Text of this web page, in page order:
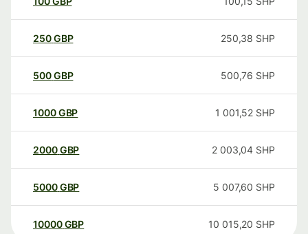
250GBP 250,38 SHP
500GBP 500,76 SHP
1000GBP 1 001,52 SHP
2000GBP 2 003,04 SHP
5000GBP 5 007,60 SHP
10000 GBP 10 015,20 SHP